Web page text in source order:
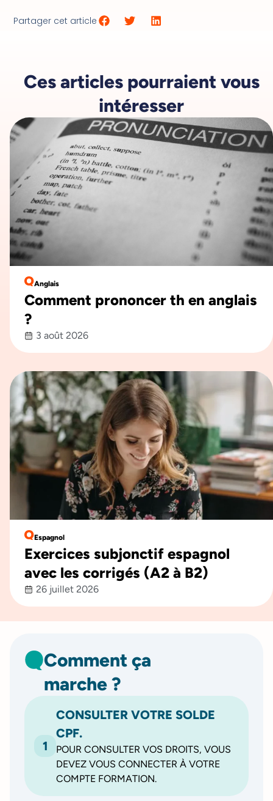
Partager cet article
Ces articles pourraient vous
intéresser
Anglais
Comment prononcer th en anglais​
?
3 août 2026
Espagnol
Exercices subjonctif espagnol
avec les corrigés (A2 à B2)
26 juillet 2026
Comment ça
marche ?
1
CONSULTER VOTRE SOLDE
CPF.
POUR CONSULTER VOS DROITS, VOUS
DEVEZ VOUS CONNECTER À VOTRE
COMPTE FORMATION.